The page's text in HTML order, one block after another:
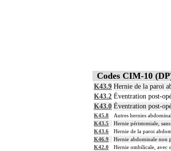
Codes CIM-10
K43.9 Hernie de la paroi
K43.2 Éventration post-
K43.0 Éventration post-
K45.8
Autres hernies
K43.5
Hernie péristomiale,
K43.6
Hernie de la paroi
K46.9
Hernie abdominale non
K42.0
Hernie ombilicale, avec